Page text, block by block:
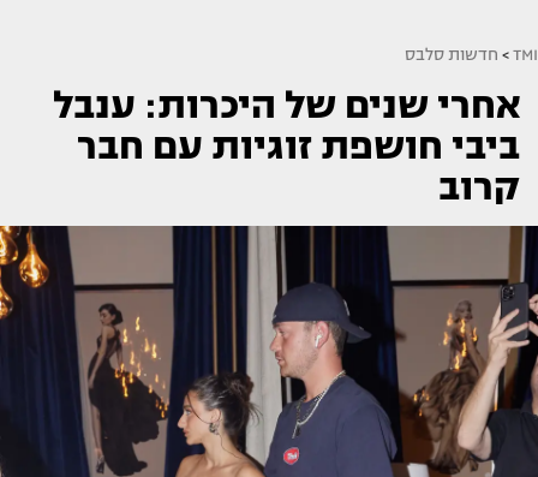
TMI
> חדשות סלבס
אחרי שנים של היכרות: ענבל
ביבי חושפת זוגיות עם חבר
קרוב